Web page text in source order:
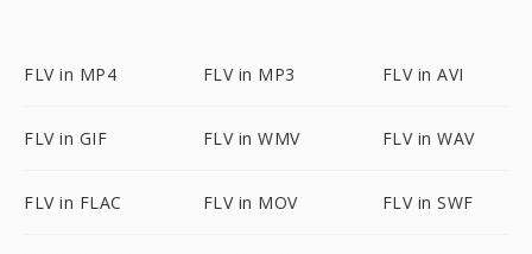
FLV in MP4 FLV in MP3 FLV in AVI
FLV in GIF FLV in WMV FLV in WAV
FLV in FLAC FLV in MOV FLV in SWF